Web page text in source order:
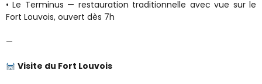
• Le Terminus — restauration traditionnelle avec vue sur le
Fort Louvois, ouvert dès 7h
—
Visite du Fort Louvois